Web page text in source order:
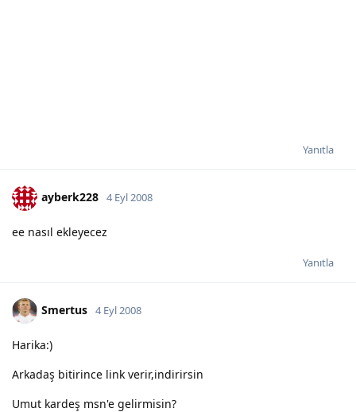
Yanıtla
ayberk228 4 Eyl 2008
ee nasıl ekleyecez
Yanıtla
Smertus 4 Eyl 2008
Harika:)
Arkadaş bitirince link verir,indirirsin
Umut kardeş msn'e gelirmisin?